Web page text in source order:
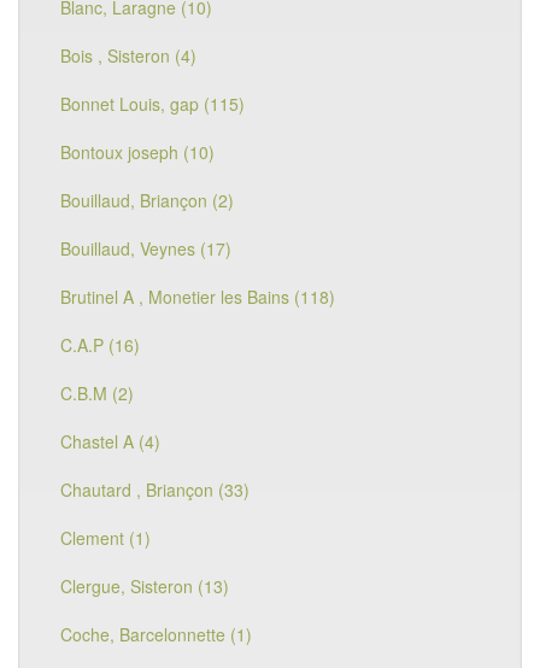
Blanc, Laragne (10)
Bois , Sisteron (4)
Bonnet Louis, gap (115)
Bontoux joseph (10)
Bouillaud, Briançon (2)
Bouillaud, Veynes (17)
Brutinel A , Monetier les Bains (118)
C.A.P (16)
C.B.M (2)
Chastel A (4)
Chautard , Briançon (33)
Clement (1)
Clergue, Sisteron (13)
Coche, Barcelonnette (1)